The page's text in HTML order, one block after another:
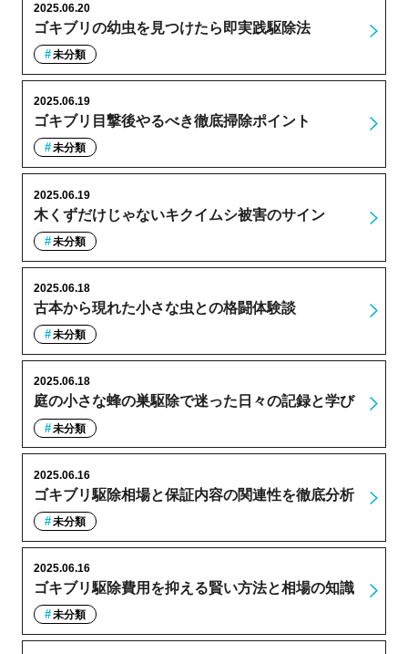
ゴキブリの幼虫を見つけたら即実践駆除法
2025.06.20
未分類
ゴキブリ目撃後やるべき徹底掃除ポイント
2025.06.19
未分類
木くずだけじゃないキクイムシ被害のサイン
2025.06.19
未分類
古本から現れた小さな虫との格闘体験談
2025.06.18
未分類
庭の小さな蜂の巣駆除で迷った日々の記録と学び
2025.06.18
未分類
ゴキブリ駆除相場と保証内容の関連性を徹底分析
2025.06.16
未分類
ゴキブリ駆除費用を抑える賢い方法と相場の知識
2025.06.16
未分類